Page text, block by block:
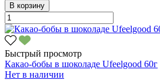
В корзину
Быстрый просмотр
Какао-бобы в шоколаде Ufeelgood 60г
Нет в наличии